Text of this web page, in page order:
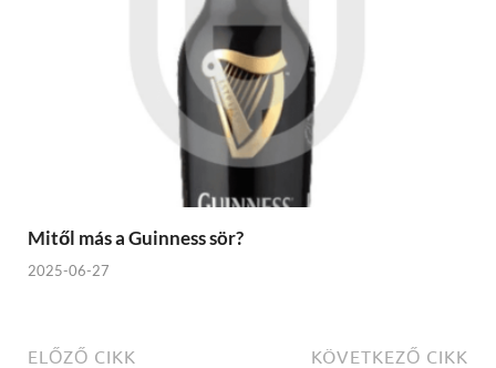
Mitől más a Guinness sör?
2025-06-27
ELŐZŐ CIKK KÖVETKEZŐ CIKK